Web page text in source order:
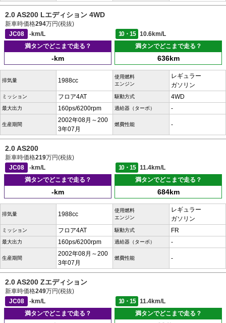
2.0 AS200 Lエディション 4WD
新車時価格294万円(税抜)
JC08
-km/L 10・15
10.6km/L
満タンでどこまで走る？
-km
満タンでどこまで走る？
636km
排気量 1988cc
使用燃料
エンジン
レギュラー
ガソリン
ミッション フロア4AT 駆動方式 4WD
最大出力 160ps/6200rpm 過給器（ターボ） -
生産期間
2002年08月～200
3年07月
燃費性能 -
2.0 AS200
新車時価格219万円(税抜)
JC08
-km/L 10・15
11.4km/L
満タンでどこまで走る？
-km
満タンでどこまで走る？
684km
排気量 1988cc
使用燃料
エンジン
レギュラー
ガソリン
ミッション フロア4AT 駆動方式 FR
最大出力 160ps/6200rpm 過給器（ターボ） -
生産期間
2002年08月～200
3年07月
燃費性能 -
2.0 AS200 Zエディション
新車時価格249万円(税抜)
JC08
-km/L 10・15
11.4km/L
満タンでどこまで走る？
満タンでどこまで走る？